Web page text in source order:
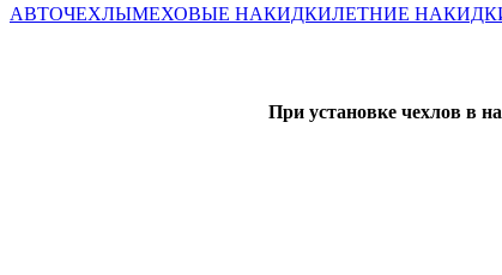
АВТОЧЕХЛЫМЕХОВЫЕ НАКИДКИЛЕТНИЕ
При установке чехлов в